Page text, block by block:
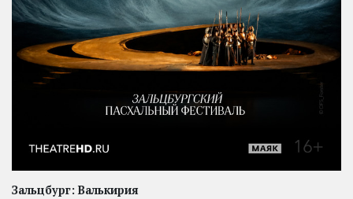
Зальцбург: Валькирия